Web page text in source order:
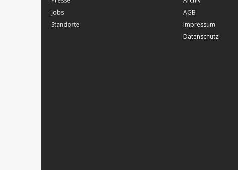
Jobs
Standorte
AGB
Impressum
Datenschutz